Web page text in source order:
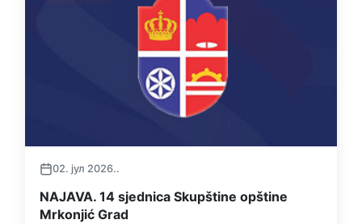
02. јул 2026..
NAJAVA. 14 sjednica Skupštine opštine
Mrkonjić Grad